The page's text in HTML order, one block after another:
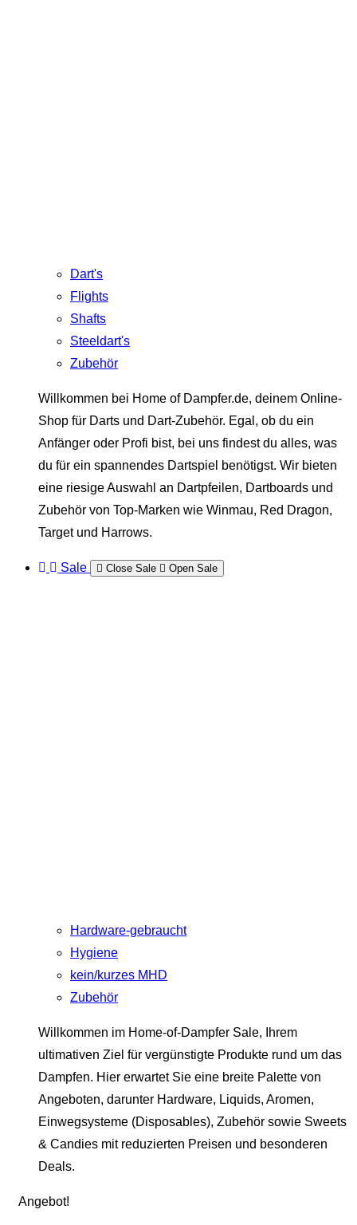
Dart's
Flights
Shafts
Steeldart's
Zubehör
Willkommen bei Home of Dampfer.de, deinem Online-
Shop für Darts und Dart-Zubehör. Egal, ob du ein
Anfänger oder Profi bist, bei uns findest du alles, was
du für ein spannendes Dartspiel benötigst. Wir bieten
eine riesige Auswahl an Dartpfeilen, Dartboards und
Zubehör von Top-Marken wie Winmau, Red Dragon,
Target und Harrows.
Sale Close Sale Open Sale
Hardware-gebraucht
Hygiene
kein/kurzes MHD
Zubehör
Willkommen im Home-of-Dampfer Sale, Ihrem
ultimativen Ziel für vergünstigte Produkte rund um das
Dampfen. Hier erwartet Sie eine breite Palette von
Angeboten, darunter Hardware, Liquids, Aromen,
Einwegsysteme (Disposables), Zubehör sowie Sweets
& Candies mit reduzierten Preisen und besonderen
Deals.
Angebot!